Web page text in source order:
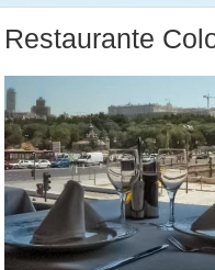
Restaurante